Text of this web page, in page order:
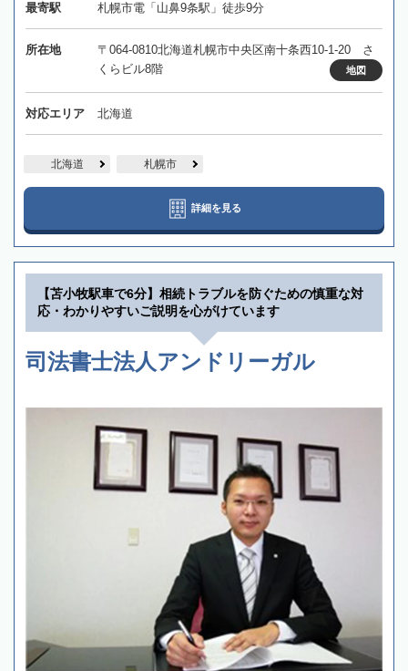
最寄駅 札幌市電「山鼻9条駅」徒歩9分
所在地
〒064-0810北海道札幌市中央区南十条西10-1-20 さ
くらビル8階
地図
対応エリア 北海道
北海道 札幌市
詳細を見る
【苫小牧駅車で6分】相続トラブルを防ぐための慎重な対
応・わかりやすいご説明を心がけています
司法書士法人アンドリーガル